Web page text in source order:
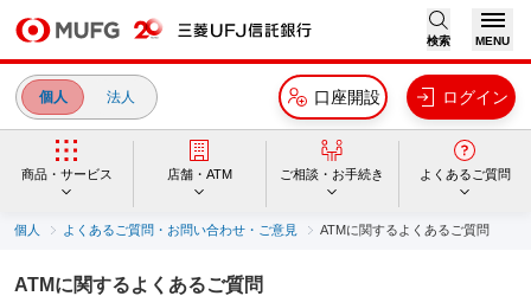
検索 MENU
個人 法人 口座開設 ログイン
商品・サービス 店舗・ATM ご相談・お手続き よくあるご質問
個人 よくあるご質問・お問い合わせ・ご意見 ATMに関するよくあるご質問
ATMに関するよくあるご質問